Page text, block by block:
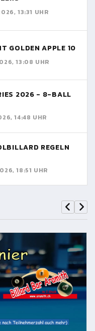
13:31 UHR
GOLDEN APPLE 10
13:08 UHR
2026 - 8-BALL
14:48 UHR
REGELN
18:51 UHR